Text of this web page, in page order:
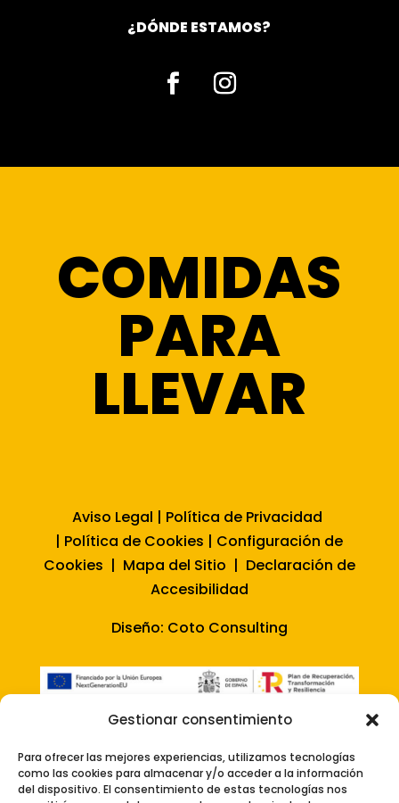
Gestionar consentimiento
Para ofrecer las mejores experiencias, utilizamos tecnologías
como las cookies para almacenar y/o acceder a la información
del dispositivo. El consentimiento de estas tecnologías nos
¿DÓNDE ESTAMOS?
COMIDAS
PARA
LLEVAR
Aviso Legal | Política de Privacidad
| Política de Cookies | Configuración de
Cookies | Mapa del Sitio | Declaración de
Accesibilidad
Diseño: Coto Consulting